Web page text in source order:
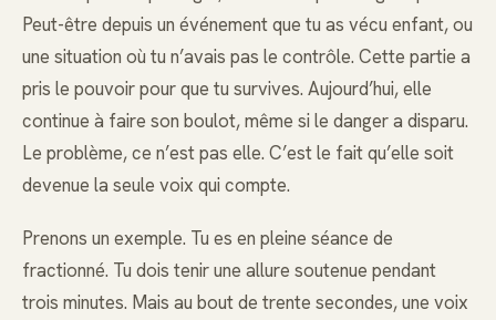
Peut-être depuis un événement que tu as vécu enfant, ou
une situation où tu n’avais pas le contrôle. Cette partie a
pris le pouvoir pour que tu survives. Aujourd’hui, elle
continue à faire son boulot, même si le danger a disparu.
Le problème, ce n’est pas elle. C’est le fait qu’elle soit
devenue la seule voix qui compte.
Prenons un exemple. Tu es en pleine séance de
fractionné. Tu dois tenir une allure soutenue pendant
trois minutes. Mais au bout de trente secondes, une voix